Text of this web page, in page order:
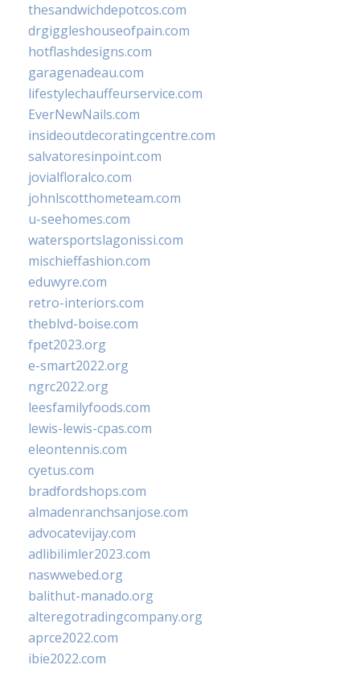
thesandwichdepotcos.com
drgiggleshouseofpain.com
hotflashdesigns.com
garagenadeau.com
lifestylechauffeurservice.com
EverNewNails.com
insideoutdecoratingcentre.com
salvatoresinpoint.com
jovialfloralco.com
johnlscotthometeam.com
u-seehomes.com
watersportslagonissi.com
mischieffashion.com
eduwyre.com
retro-interiors.com
theblvd-boise.com
fpet2023.org
e-smart2022.org
ngrc2022.org
leesfamilyfoods.com
lewis-lewis-cpas.com
eleontennis.com
cyetus.com
bradfordshops.com
almadenranchsanjose.com
advocatevijay.com
adlibilimler2023.com
naswwebed.org
balithut-manado.org
alteregotradingcompany.org
aprce2022.com
ibie2022.com